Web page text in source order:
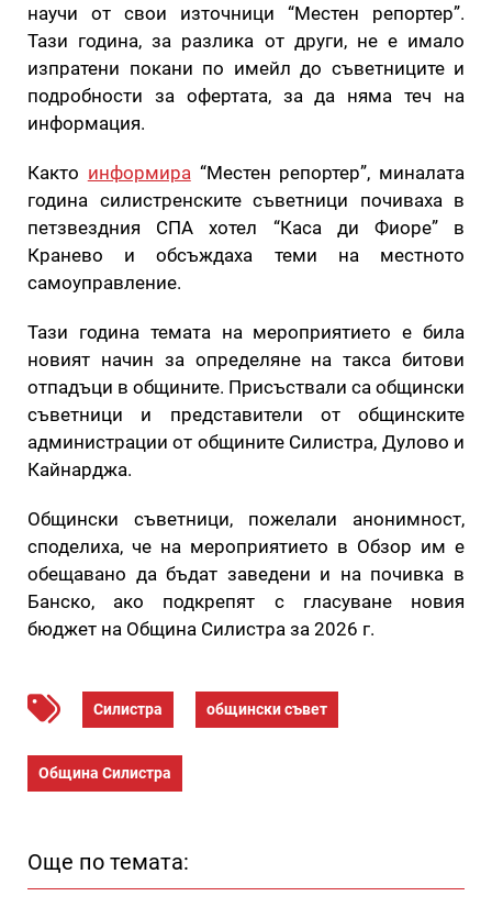
научи от свои източници “Местен репортер”.
Тази година, за разлика от други, не е имало
изпратени покани по имейл до съветниците и
подробности за офертата, за да няма теч на
информация.
Както информира “Местен репортер”, миналата
година силистренските съветници почиваха в
петзвездния СПА хотел “Каса ди Фиоре” в
Кранево и обсъждаха теми на местното
самоуправление.
Тази година темата на мероприятието е била
новият начин за определяне на такса битови
отпадъци в общините. Присъствали са общински
съветници и представители от общинските
администрации от общините Силистра, Дулово и
Кайнарджа.
Общински съветници, пожелали анонимност,
споделиха, че на мероприятието в Обзор им е
обещавано да бъдат заведени и на почивка в
Банско, ако подкрепят с гласуване новия
бюджет на Община Силистра за 2026 г.
Силистра общински съвет
Община Силистра
Още по темата: